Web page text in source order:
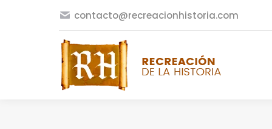
contacto@recreacionhistoria.com